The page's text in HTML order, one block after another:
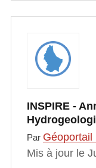
INSPIRE -
Par Géoportail
Mis à jour le